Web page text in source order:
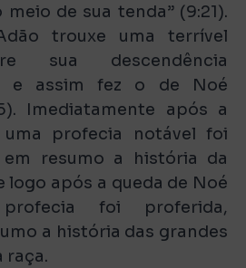
de sua tenda” (9:21).
trouxe uma terrível
sua descendência
e assim fez o de Noé
Imediatamente após a
profecia notável foi
resumo a história da
logo após a queda de Noé
foi proferida,
a história das grandes
raça.